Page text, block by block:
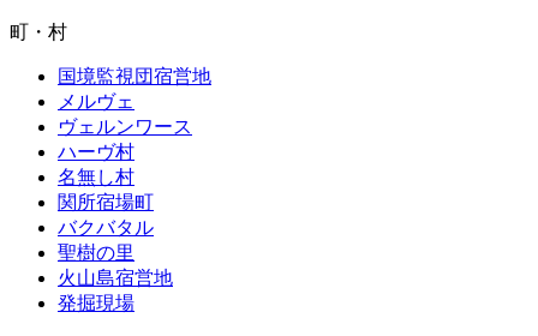
町・村
国境監視団宿営地
メルヴェ
ヴェルンワース
ハーヴ村
名無し村
関所宿場町
バクバタル
聖樹の里
火山島宿営地
発掘現場